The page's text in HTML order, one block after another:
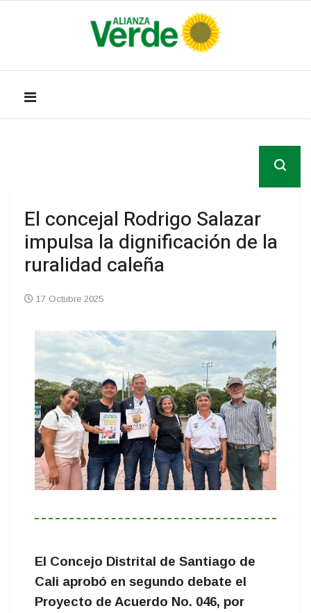
El concejal Rodrigo Salazar
impulsa la dignificación de la
ruralidad caleña
17 Octubre 2025
El Concejo Distrital de Santiago de
Cali aprobó en segundo debate el
Proyecto de Acuerdo No. 046, por